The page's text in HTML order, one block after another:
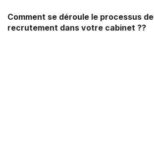
Comment se déroule le processus de
recrutement dans votre cabinet ??